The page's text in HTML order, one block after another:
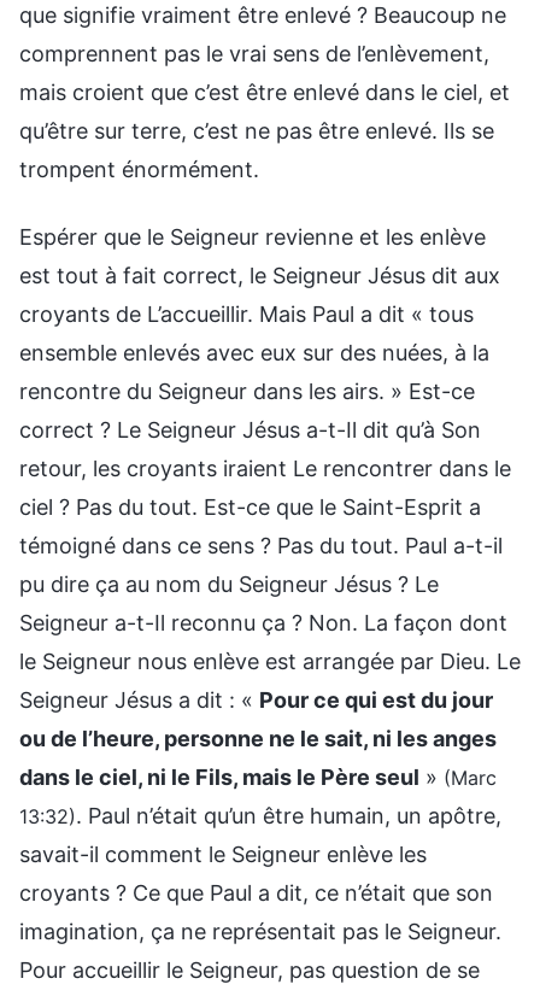
que signifie vraiment être enlevé ? Beaucoup ne
comprennent pas le vrai sens de l’enlèvement,
mais croient que c’est être enlevé dans le ciel, et
qu’être sur terre, c’est ne pas être enlevé. Ils se
trompent énormément.
Espérer que le Seigneur revienne et les enlève
est tout à fait correct, le Seigneur Jésus dit aux
croyants de L’accueillir. Mais Paul a dit « tous
ensemble enlevés avec eux sur des nuées, à la
rencontre du Seigneur dans les airs. » Est-ce
correct ? Le Seigneur Jésus a-t-Il dit qu’à Son
retour, les croyants iraient Le rencontrer dans le
ciel ? Pas du tout. Est-ce que le Saint-Esprit a
témoigné dans ce sens ? Pas du tout. Paul a-t-il
pu dire ça au nom du Seigneur Jésus ? Le
Seigneur a-t-Il reconnu ça ? Non. La façon dont
le Seigneur nous enlève est arrangée par Dieu. Le
Seigneur Jésus a dit : « Pour ce qui est du jour
ou de l’heure, personne ne le sait, ni les anges
dans le ciel, ni le Fils, mais le Père seul » (Marc
13:32). Paul n’était qu’un être humain, un apôtre,
savait-il comment le Seigneur enlève les
croyants ? Ce que Paul a dit, ce n’était que son
imagination, ça ne représentait pas le Seigneur.
Pour accueillir le Seigneur, pas question de se